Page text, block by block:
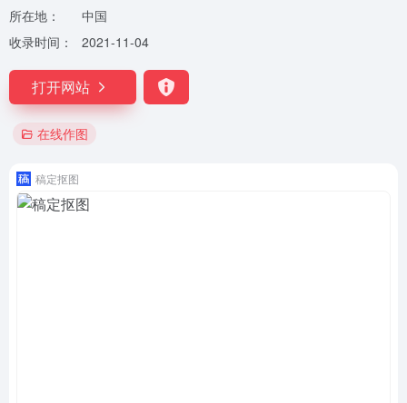
所在地：
中国
收录时间：
2021-11-04
打开网站
在线作图
稿定抠图